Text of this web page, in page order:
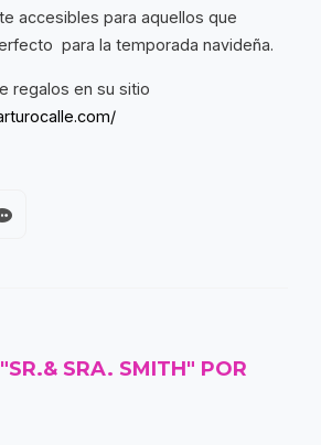
accesibles para aquellos que
para la temporada navideña.
regalos en su sitio
SRA. SMITH" POR